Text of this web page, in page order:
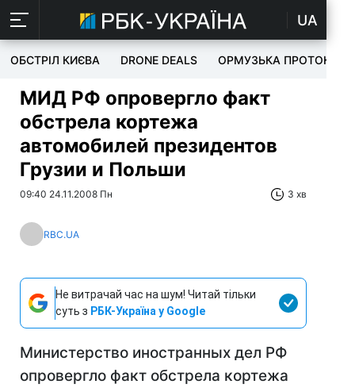
UA
ОБСТРІЛ КИЄВА DRONE DEALS ОРМУЗЬКА ПРОТОКА
МИД РФ опровергло факт
обстрела кортежа
автомобилей президентов
Грузии и Польши
09:40 24.11.2008 Пн 3 хв
RBC.UA
Не витрачай час на шум! Читай тільки
суть з РБК-Україна у Google
Министерство иностранных дел РФ
опровергло факт обстрела кортежа